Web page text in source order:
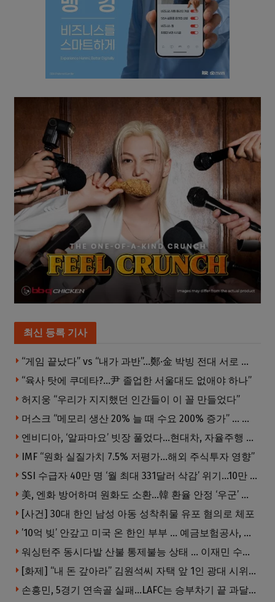
최신 등록 기사
“게임 끝났다” vs “내가 과반”…鄭·金 박빙 전대 서로 우위 주장
“육사 탓에 쿠데타?…尹 졸업한 서울대도 없애야 하나”
허지웅 “우리가 지지했던 인간들이 이 꼴 만들었다”
머스크 “메모리 생산 20% 늘 때 수요 200% 증가” … 반도체 매출 1조달러 눈 앞
엔비디아, ‘알파마요’ 빗장 풀었다…현대차, 자율주행 속도내나
IMF “원화 실질가치 7.5% 저평가…해외 주식투자 영향”
SSI 수급자 40만 명 ‘월 최대 331달러 삭감’ 위기…10만 명은 수급자격 상실
美, 엔화 방어하며 원화도 소환…韓 환율 안정 ‘우군’ 되나
[사건] 30대 한인 남성 아동 성착취물 유포 혐의로 체포
’10억 빚’ 안갚고 미국 온 한인 부부 … 예금보험공사, 미국서 소송
워싱턴주 동시다발 산불 통제불능 상태 … 이재민 수십만명
[화제] “내 돈 갚아라” 김원석씨 자택 앞 1인 광대 시위 … 한인 투자사, “108만 달러 못받아”
손흥민, 5경기 연속골 실패…LAFC는 승부차기 끝 과달라하라 격파